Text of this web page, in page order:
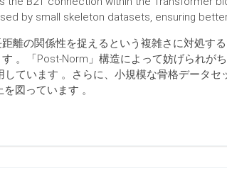
by small skeleton datasets, ensuring
離の関係性を捉えるという複雑さに対処す
。「Post-Norm」構造によって妨げられが
ています 。さらに、小規模な骨格データ
図っています 。